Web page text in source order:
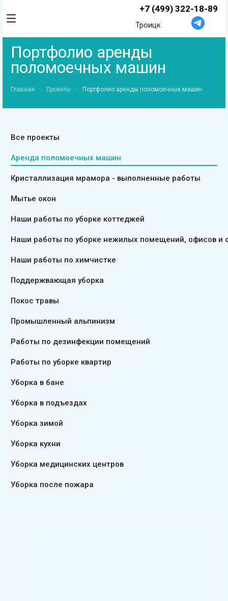
+7 (499) 322-18-89
Троицк
Портфолио аренды
поломоечных машин
Главная Проекты Портфолио аренды поломоечных машин
Все проекты
Аренда поломоечных машин
Кристаллизация мрамора - выполненные работы
Мытье окон
Наши работы по уборке коттеджей
Наши работы по уборке нежилых помещений, офисов и
Наши работы по химчистке
Поддержвающая уборка
Покос травы
Промышленный альпинизм
Работы по дезинфекции помещений
Работы по уборке квартир
Уборка в бане
Уборка в подъездах
Уборка зимой
Уборка кухни
Уборка медицинских центров
Уборка после пожара